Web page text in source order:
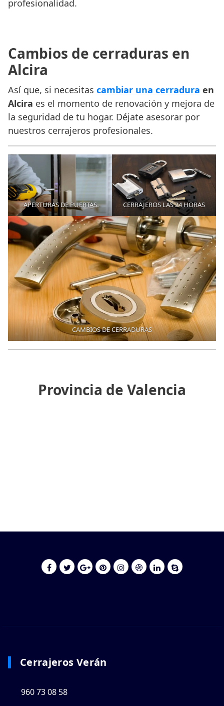
profesionalidad.
Cambios de cerraduras en
Alcira
Así que, si necesitas cambiar una cerradura en
Alcira es el momento de renovación y mejora de
la seguridad de tu hogar. Déjate asesorar por
nuestros cerrajeros profesionales.
APERTURAS DE PUERTAS CERRAJEROS LAS 24 HORAS
CAMBIOS DE CERRADURAS
Provincia de Valencia
Cerrajeros Verán
960 73 08 58